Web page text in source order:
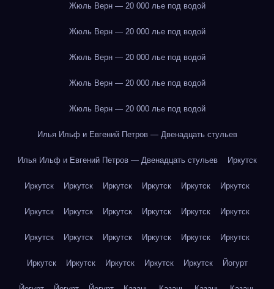
Жюль Верн — 20 000 лье под водой
Жюль Верн — 20 000 лье под водой
Жюль Верн — 20 000 лье под водой
Жюль Верн — 20 000 лье под водой
Жюль Верн — 20 000 лье под водой
Илья Ильф и Евгений Петров — Двенадцать стульев
Илья Ильф и Евгений Петров — Двенадцать стульев Иркутск
Иркутск Иркутск Иркутск Иркутск Иркутск Иркутск
Иркутск Иркутск Иркутск Иркутск Иркутск Иркутск
Иркутск Иркутск Иркутск Иркутск Иркутск Иркутск
Иркутск Иркутск Иркутск Иркутск Иркутск Йогурт